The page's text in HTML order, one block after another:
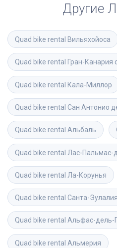
Другие
Quad bike rental Вильяхойоса
Quad bike rental Гран-Канария
Quad bike rental Кала-Миллор
Quad bike rental Сан Антонио
Quad bike rental Альбаль
Quad bike rental Лас-Пальмас-
Quad bike rental Ла-Корунья
Quad bike rental Санта-
Quad bike rental Альфас-дель-
Quad bike rental Альмерия